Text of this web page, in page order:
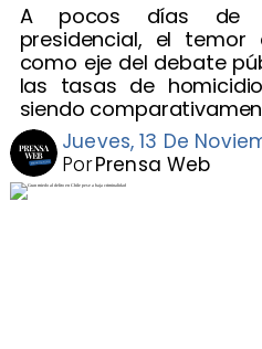
A pocos días de
presidencial, el
como eje del debate
las tasas de
siendo
Jueves, 13 De
Prensa Web
Por